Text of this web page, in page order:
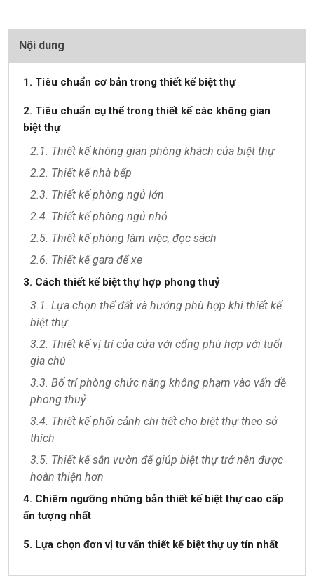
Nội dung
1. Tiêu chuẩn cơ bản trong thiết kế biệt thự
2. Tiêu chuẩn cụ thể trong thiết kế các không gian
biệt thự
2.1. Thiết kế không gian phòng khách của biệt thự
2.2. Thiết kế nhà bếp
2.3. Thiết kế phòng ngủ lớn
2.4. Thiết kế phòng ngủ nhỏ
2.5. Thiết kế phòng làm việc, đọc sách
2.6. Thiết kế gara để xe
3. Cách thiết kế biệt thự hợp phong thuỷ
3.1. Lựa chọn thế đất và hướng phù hợp khi thiết kế
biệt thự
3.2. Thiết kế vị trí của cửa với cổng phù hợp với tuổi
gia chủ
3.3. Bố trí phòng chức năng không phạm vào vấn đề
phong thuỷ
3.4. Thiết kế phối cảnh chi tiết cho biệt thự theo sở
thích
3.5. Thiết kế sân vườn để giúp biệt thự trở nên được
hoàn thiện hơn
4. Chiêm ngưỡng những bản thiết kế biệt thự cao cấp
ấn tượng nhất
5. Lựa chọn đơn vị tư vấn thiết kế biệt thự uy tín nhất